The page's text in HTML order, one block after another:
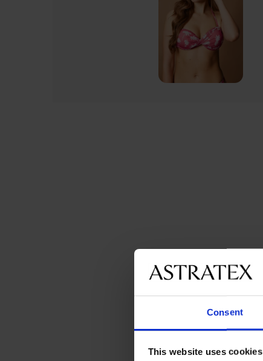
Consent
This website uses cookies